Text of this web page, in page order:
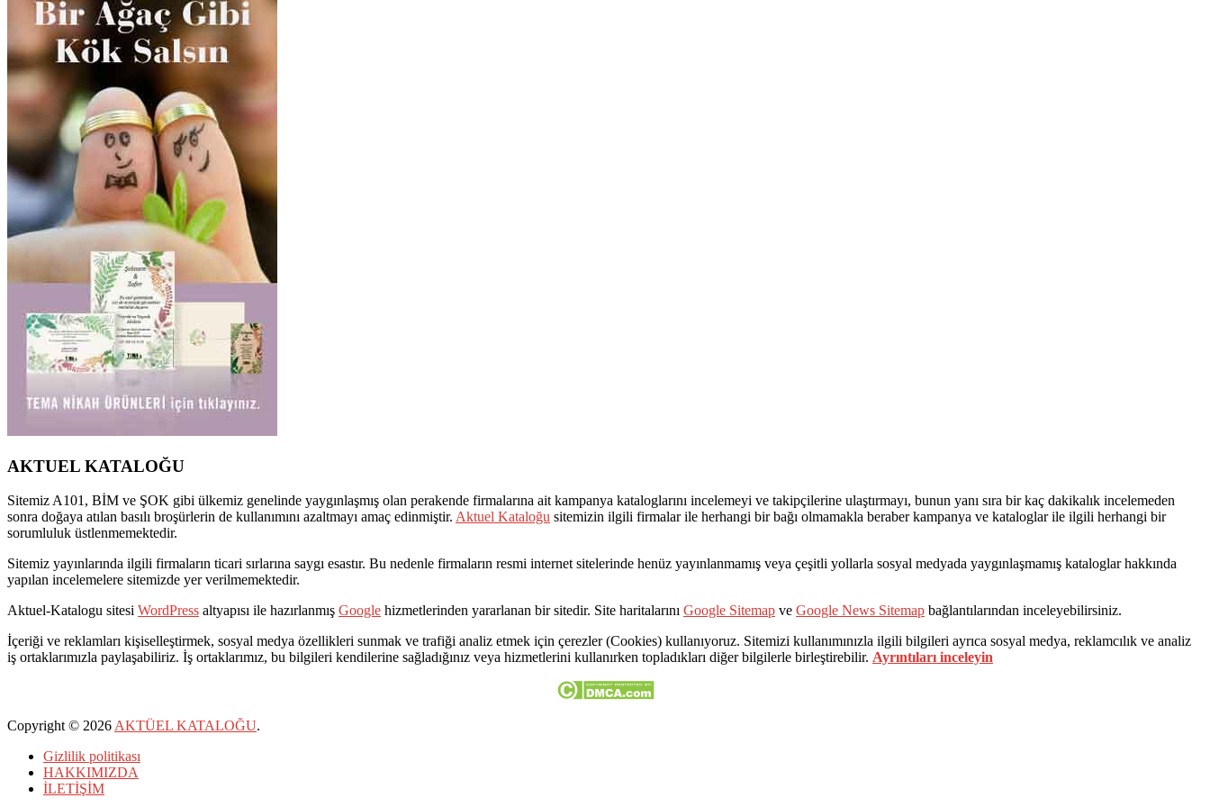
AKTUEL KATALOĞU
Sitemiz A101, BİM ve ŞOK gibi ülkemiz genelinde yaygınlaşmış olan perakende firmalarına ait kampanya kataloglarını incelemeyi ve takipçilerine ulaştırmayı, bunun yanı sıra bir kaç dakikalık incelemeden
sonra doğaya atılan basılı broşürlerin de kullanımını azaltmayı amaç edinmiştir. Aktuel Kataloğu sitemizin ilgili firmalar ile herhangi bir bağı olmamakla beraber kampanya ve kataloglar ile ilgili herhangi bir
sorumluluk üstlenmemektedir.
Sitemiz yayınlarında ilgili firmaların ticari sırlarına saygı esastır. Bu nedenle firmaların resmi internet sitelerinde henüz yayınlanmamış veya çeşitli yollarla sosyal medyada yaygınlaşmamış kataloglar hakkında
yapılan incelemelere sitemizde yer verilmemektedir.
Aktuel-Katalogu sitesi WordPress altyapısı ile hazırlanmış Google hizmetlerinden yararlanan bir sitedir. Site haritalarını Google Sitemap ve Google News Sitemap bağlantılarından inceleyebilirsiniz.
İçeriği ve reklamları kişiselleştirmek, sosyal medya özellikleri sunmak ve trafiği analiz etmek için çerezler (Cookies) kullanıyoruz. Sitemizi kullanımınızla ilgili bilgileri ayrıca sosyal medya, reklamcılık ve analiz
iş ortaklarımızla paylaşabiliriz. İş ortaklarımız, bu bilgileri kendilerine sağladığınız veya hizmetlerini kullanırken topladıkları diğer bilgilerle birleştirebilir. Ayrıntıları inceleyin
Copyright © 2026AKTÜEL KATALOĞU.
Gizlilik politikası
HAKKIMIZDA
İLETİŞİM